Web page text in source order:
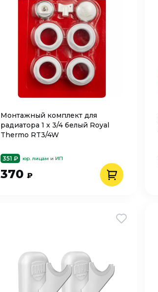
Монтажный комплект для
радиатора 1 х 3/4 белый Royal
Thermo RT3/4W
351 ₽ юр. лицам и ИП
370 ₽